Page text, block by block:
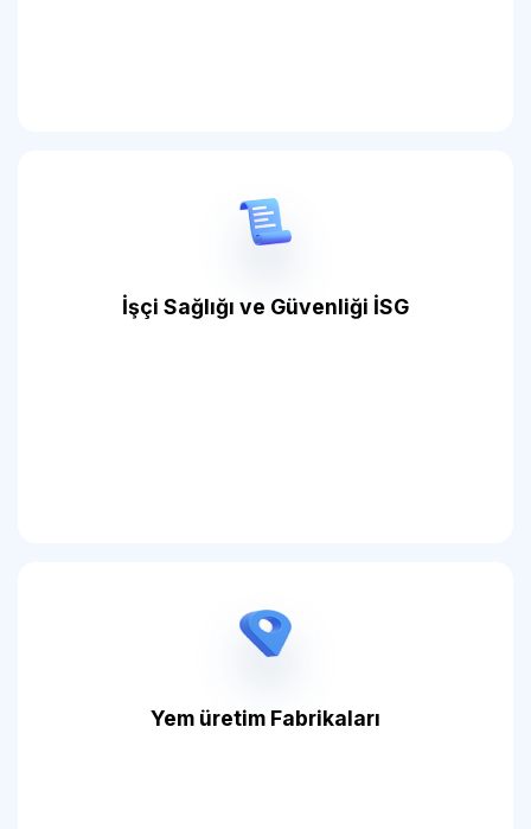
İşçi Sağlığı ve Güvenliği İSG
Yem üretim Fabrikaları